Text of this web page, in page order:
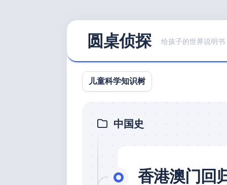
圆桌侦探 给孩子的世界说明书
儿童科学知识树
中国史
香港澳门回